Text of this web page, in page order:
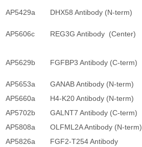
AP5429a DHX58 Antibody (N-term)
AP5606c REG3G Antibody (Center)
AP5629b FGFBP3 Antibody (C-term)
AP5653a GANAB Antibody (N-term)
AP5660a
H4-K20 Antibody (N-term)
AP5702b
GALNT7 Antibody (C-term)
AP5808a
OLFML2A Antibody (N-term)
AP5826a
FGF2-T254 Antibody